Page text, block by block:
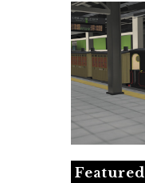
Featured